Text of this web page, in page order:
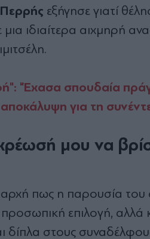
εξήγησε γιατί
ιδιαίτερα αιχμηρή
"Έχασα σπουδαία
για τη
μου να
πως η παρουσία του
επιλογή, αλλά
στους